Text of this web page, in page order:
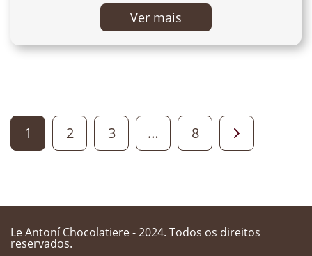
Ver mais
1 2 3 … 8
Le Antoní Chocolatiere - 2024. Todos os direitos
reservados.